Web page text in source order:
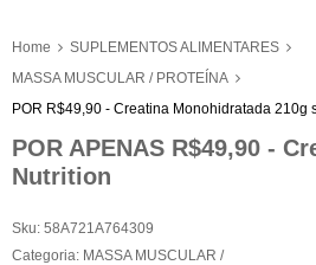
Home
SUPLEMENTOS ALIMENTARES
MASSA MUSCULAR / PROTEÍNA
POR R$49,90 - Creatina Monohidratada 210g
POR APENAS R$49,90 -
Nutrition
Sku: 58A721A764309
Categoria: MASSA MUSCULAR /